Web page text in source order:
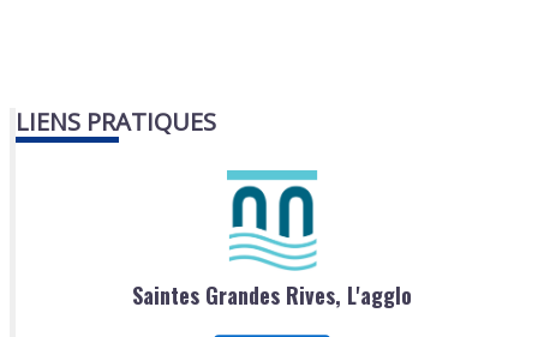
LIENS PRATIQUES
Saintes Grandes Rives, L'agglo